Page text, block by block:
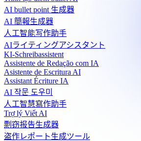
AI bullet point 生成器
AI 簡報生成器
人工智能写作助手
AIライティングアシスタント
KI-Schreibassistent
Assistente de Redação com IA
Asistente de Escritura AI
Assistant Écriture IA
AI 작문 도우미
人工智慧寫作助手
Trợ lý Viết AI
剽窃报告生成器
盗作レポート生成ツール